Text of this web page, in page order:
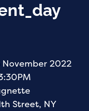
November 2022
Street, NY